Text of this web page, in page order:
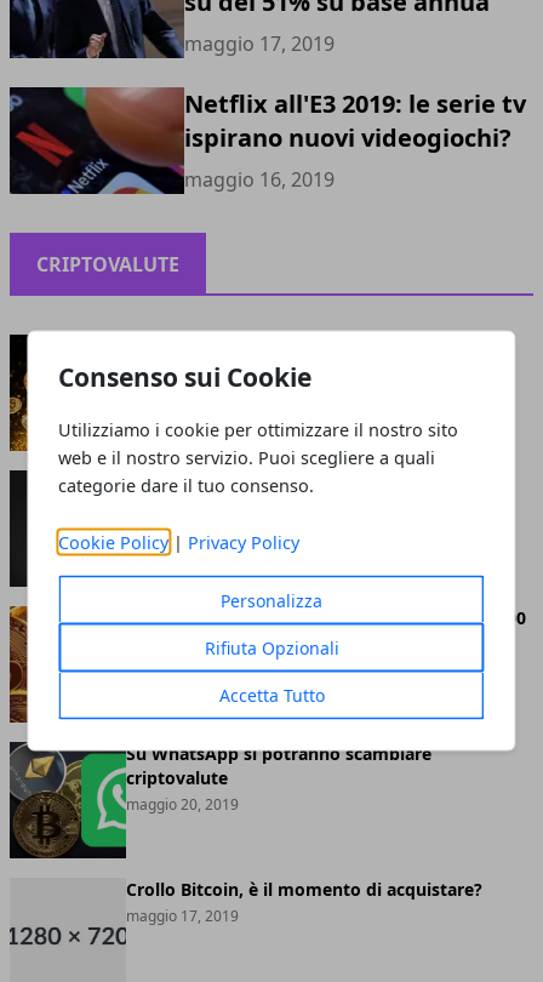
Consenso sui Cookie
Utilizziamo i cookie per ottimizzare il nostro sito
web e il nostro servizio. Puoi scegliere a quali
categorie dare il tuo consenso.
Cookie Policy | Privacy Policy
Personalizza
Rifiuta Opzionali
Accetta Tutto
maggio 17, 2019
Netflix all'E3 2019: le serie tv
ispirano nuovi videogiochi?
maggio 16, 2019
CRIPTOVALUTE
maggio 13, 2021
Perché le criptovalute sono smart: cosa attrae
giugno 05, 2020
Bitcoin abbandona definitivamente quota 8.000
maggio 20, 2019
Su WhatsApp si potranno scambiare
criptovalute
maggio 20, 2019
Crollo Bitcoin, è il momento di acquistare?
maggio 17, 2019